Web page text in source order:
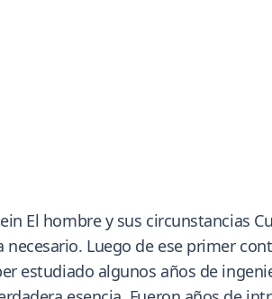
El hombre y sus circunstancias
necesario. Luego de ese primer
estudiado algunos años de